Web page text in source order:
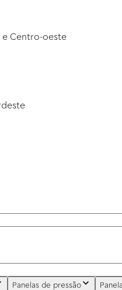
e Centro-oeste
Panelas de pressão